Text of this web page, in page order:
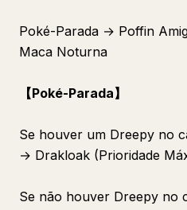
Poké-Parada → Poffin
Maca Noturna
【Poké-Parada】
Se houver um Dreepy no
→ Drakloak (Prioridade
Se não houver Dreepy no